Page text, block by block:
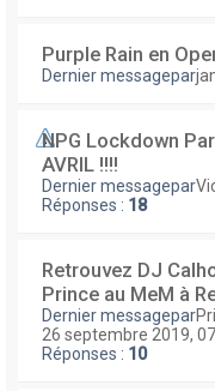
Purple Rain en
Dernier messagepar
NPG Lockdown
AVRIL !!!!
Dernier messagepar
Réponses : 18
Retrouvez DJ
Prince au MeM à
Dernier messagepar
26 septembre 2019,
Réponses : 10